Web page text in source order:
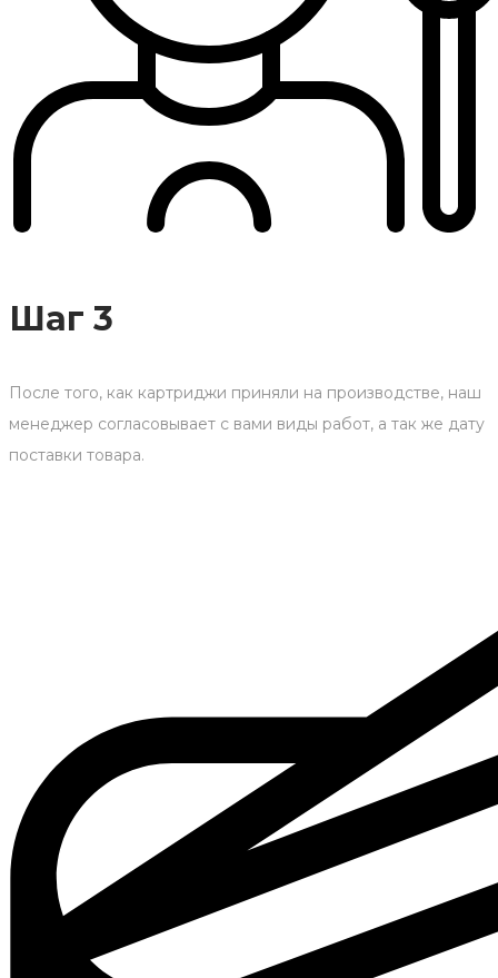
Шаг 3
После того, как картриджи приняли на производстве, наш
менеджер согласовывает с вами виды работ, а так же дату
поставки товара.